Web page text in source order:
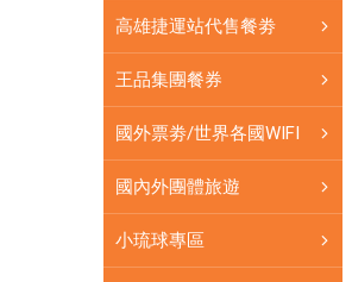
水|
台
高
雄
實
門
高雄捷運站代售餐劵
王品集團餐券
國外票劵/世界各國WIFI
國內外團體旅遊
小琉球專區